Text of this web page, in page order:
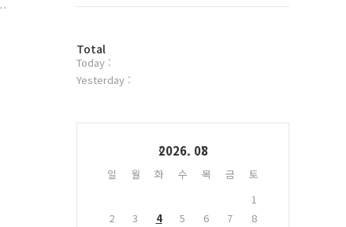
플
러
그
방
문
자
Total
Today :
Yesterday :
2026. 08
일 월 화 수 목 금
토
1
2
3 4 5 6 7
8